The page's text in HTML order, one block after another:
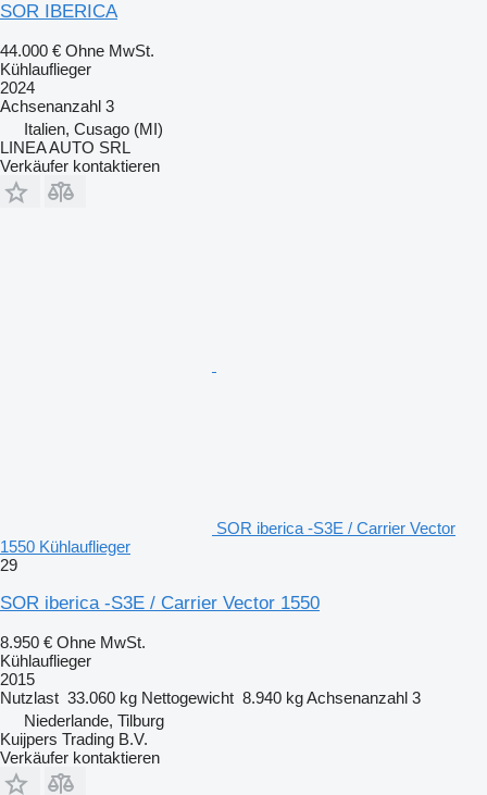
SOR IBERICA
44.000 € Ohne MwSt.
Kühlauflieger
2024
Achsenanzahl 3
Italien, Cusago (MI)
LINEA AUTO SRL
Verkäufer kontaktieren
SOR iberica -S3E / Carrier Vector
1550 Kühlauflieger
29
SOR iberica -S3E / Carrier Vector 1550
8.950 € Ohne MwSt.
Kühlauflieger
2015
Nutzlast 33.060 kg Nettogewicht 8.940 kgAchsenanzahl 3
Niederlande, Tilburg
Kuijpers Trading B.V.
Verkäufer kontaktieren